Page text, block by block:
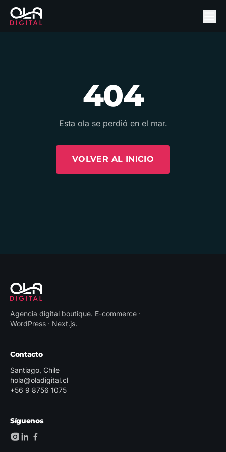
404
Esta ola se perdió en el mar.
VOLVER AL INICIO
Agencia digital boutique. E-commerce ·
WordPress · Next.js.
Contacto
Santiago, Chile
hola@oladigital.cl
+56 9 8756 1075
Síguenos